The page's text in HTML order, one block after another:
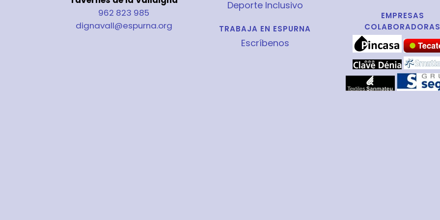
962 823 985
dignavall@espurna.org
Deporte Inclusivo
TRABAJA EN ESPURNA
Escríbenos
EMPRESAS
COLABORADORAS